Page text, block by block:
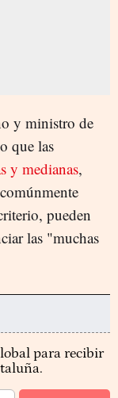
y ministro de
que las
y medianas,
pueden
las "muchas
para recibir